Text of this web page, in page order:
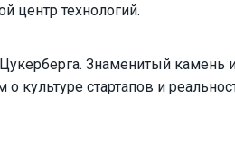
центр технологий.
Знаменитый камень
о культуре стартапов и